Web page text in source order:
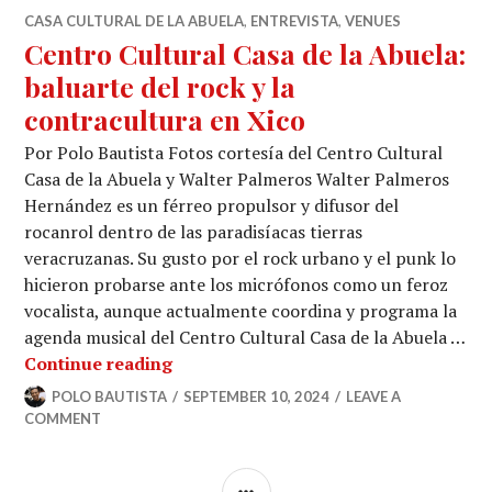
CASA CULTURAL DE LA ABUELA, ENTREVISTA,VENUES
Centro Cultural Casa de la Abuela:
baluarte del rock y la
contracultura en Xico
Por Polo Bautista Fotos cortesía del Centro Cultural
Casa de la Abuela y Walter Palmeros Walter Palmeros
Hernández es un férreo propulsor y difusor del
rocanrol dentro de las paradisíacas tierras
veracruzanas. Su gusto por el rock urbano y el punk lo
hicieron probarse ante los micrófonos como un feroz
vocalista, aunque actualmente coordina y programa la
agenda musical del Centro Cultural Casa de la Abuela …
Continue readingCentro Cultural Casa de la Abuela:
POLO BAUTISTA SEPTEMBER 10, 2024
LEAVE A
COMMENT
SIDEBAR